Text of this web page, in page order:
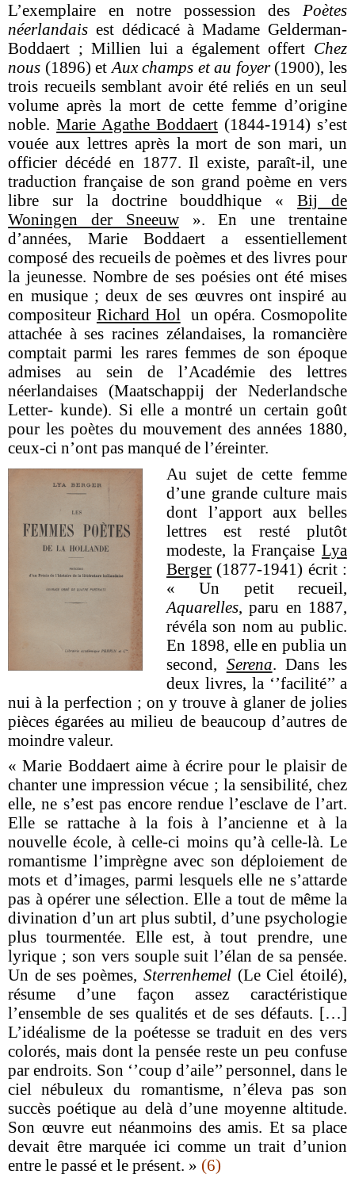
L’exemplaire en notre possession des Poètes
néerlandais est dédicacé à Madame Gelderman-
Boddaert ; Millien lui a également offert Chez
nous (1896) etAux champs et au foyer(1900), les
trois recueils semblant avoir été reliés en un seul
volume après la mort de cette femme d’origine
noble.Marie Agathe Boddaert(1844-1914) s’est
vouée aux lettres après la mort de son mari, un
officier décédé en 1877. Il existe, paraît-il, une
traduction française de son grand poème en vers
libre sur la doctrine bouddhique «Bij de
Woningen der Sneeuw». En une trentaine
d’années, Marie Boddaert a essentiellement
composé des recueils de poèmes et des livres pour
la jeunesse. Nombre de ses poésies ont été mises
en musique ; deux de ses œuvres ont inspiré au
compositeur Richard Holun opéra. Cosmopolite
attachée à ses racines zélandaises, la romancière
comptait parmi les rares femmes de son époque
admises au sein de l’Académie des lettres
néerlandaises (Maatschappij der Nederlandsche
Letter- kunde). Si elle a montré un certain goût
pour les poètes du mouvement des années 1880,
ceux-ci n’ont pas manqué de l’éreinter.
Au sujet de cette femme
d’une grande culture mais
dont l’apport aux belles
lettres est resté plutôt
modeste, la Française Lya
Berger(1877-1941) écrit :
« Un petit recueil,
Aquarelles, paru en 1887,
révéla son nom au public.
En 1898, elle en publia un
second, Serena. Dans les
deux livres, la ‘’facilité’’ a
nui à la perfection ; on y trouve à glaner de jolies
pièces égarées au milieu de beaucoup d’autres de
moindre valeur.
« Marie Boddaert aime à écrire pour le plaisir de
chanter une impression vécue ; la sensibilité, chez
elle, ne s’est pas encore rendue l’esclave de l’art.
Elle se rattache à la fois à l’ancienne et à la
nouvelle école, à celle-ci moins qu’à celle-là. Le
romantisme l’imprègne avec son déploiement de
mots et d’images, parmi lesquels elle ne s’attarde
pas à opérer une sélection. Elle a tout de même la
divination d’un art plus subtil, d’une psychologie
plus tourmentée. Elle est, à tout prendre, une
lyrique ; son vers souple suit l’élan de sa pensée.
Un de ses poèmes, Sterrenhemel (Le Ciel étoilé),
résume d’une façon assez caractéristique
l’ensemble de ses qualités et de ses défauts. […]
L’idéalisme de la poétesse se traduit en des vers
colorés, mais dont la pensée reste un peu confuse
par endroits. Son ‘’coup d’aile’’ personnel, dans le
ciel nébuleux du romantisme, n’éleva pas son
succès poétique au delà d’une moyenne altitude.
Son œuvre eut néanmoins des amis. Et sa place
devait être marquée ici comme un trait d’union
entre le passé et le présent. » (6)